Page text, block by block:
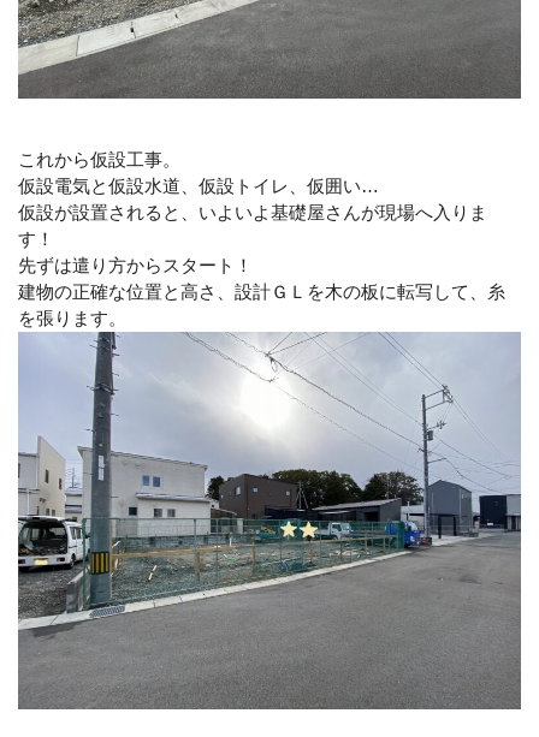
これから仮設工事。
仮設電気と仮設水道、仮設トイレ、仮囲い…
仮設が設置されると、いよいよ基礎屋さんが現場へ入りま
す！
先ずは遣り方からスタート！
建物の正確な位置と高さ、設計ＧＬを木の板に転写して、糸
を張ります。